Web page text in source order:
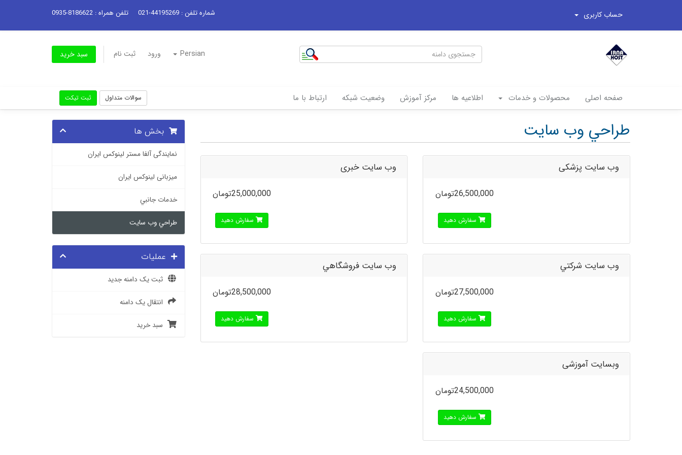
حساب کاربری شماره تلفن : 44195269-021 تلفن همراه : 8186622-0935
Persian ورود ثبت نام سبد خرید
صفحه اصلی محصولات و خدمات اطلاعیه ها مرکز آموزش وضعیت شبکه ارتباط با ما سوالات متداول ثبت تیکت
طراحي وب سايت بخش ها
نمایندگی آلفا مستر لینوکس ایران
میزبانی لینوکس ایران
خدمات جانبي
طراحي وب سايت
عملیات
ثبت یک دامنه جدید
انتقال یک دامنه
سبد خرید
وب سايت پزشکی
26,500,000تومان
سفارش دهید
وب سايت خبری
25,000,000تومان
سفارش دهید
وب سايت شرکتي
27,500,000تومان
سفارش دهید
وب سايت فروشگاهي
28,500,000تومان
سفارش دهید
وبسایت آموزشی
24,500,000تومان
سفارش دهید